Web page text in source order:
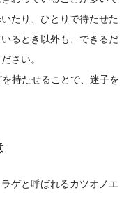
たり、ひとりで待たせた
るとき以外も、できるだ
さい。
持たせることで、迷子を
ゲと呼ばれるカツオノエ